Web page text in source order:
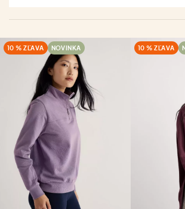
10 % ZĽAVA NOVINKA 10 % ZĽAVA